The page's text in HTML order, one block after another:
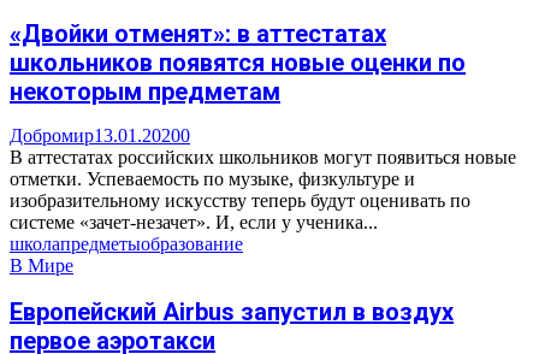
«Двойки отменят»: в аттестатах
школьников появятся новые оценки по
некоторым предметам
Добромир13.01.20200
В аттестатах российских школьников могут появиться новые
отметки. Успеваемость по музыке, физкультуре и
изобразительному искусству теперь будут оценивать по
системе «зачет-незачет». И, если у ученика...
школапредметыобразование
В Мире
Европейский Airbus запустил в воздух
первое аэротакси